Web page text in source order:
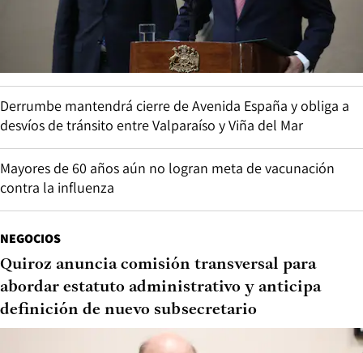
Derrumbe mantendrá cierre de Avenida España y obliga a
desvíos de tránsito entre Valparaíso y Viña del Mar
Mayores de 60 años aún no logran meta de vacunación
contra la influenza
NEGOCIOS
Quiroz anuncia comisión transversal para
abordar estatuto administrativo y anticipa
definición de nuevo subsecretario